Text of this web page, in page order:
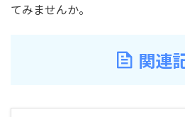
てみませんか。
関連